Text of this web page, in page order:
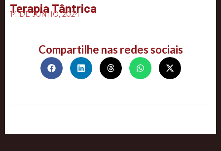
Terapia Tântrica
14 DE JUNHO, 2024
Compartilhe nas redes sociais